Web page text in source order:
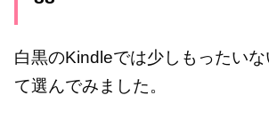
白黒のKindleでは少しもったいな
て選んでみました。